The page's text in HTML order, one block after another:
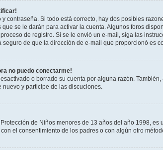
contraseña. Si todo está correcto, hay dos posibles
se le darán para activar la cuenta. Algunos foros
de registro. Si se le envió un e-mail, siga las
seguro de que la dirección de e-mail que proporcionó es
no puedo conectarme!
o borrado su cuenta por alguna razón.
nuevo y participe de las discuciones.
de Niños menores de 13 años del año 1998,
el consentimiento de los padres o con algún otro